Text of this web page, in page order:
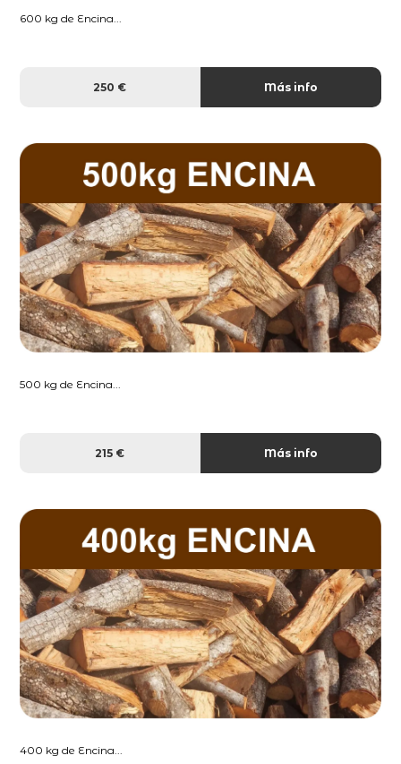
600 kg de Encina...
250 € Más info
500 kg de Encina...
215 € Más info
400 kg de Encina...